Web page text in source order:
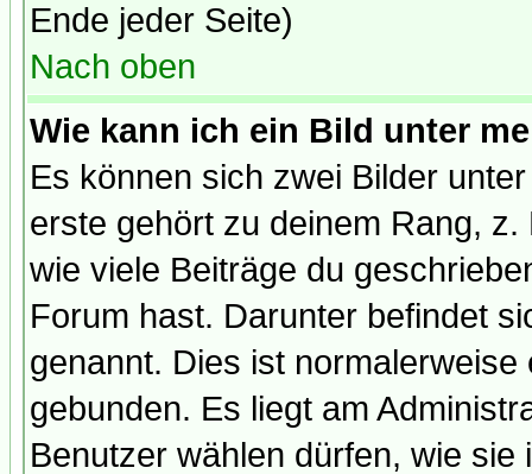
Ende jeder Seite)
Nach oben
Wie kann ich ein Bild unter
Es können sich zwei Bilder
erste gehört zu deinem Rang,
wie viele Beiträge du
Forum hast. Darunter befindet
genannt. Dies ist
gebunden. Es liegt am
Benutzer wählen dürfen, wie